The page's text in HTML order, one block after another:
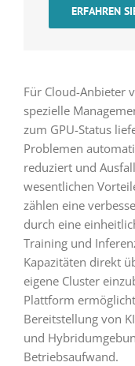
ERFAHREN
Für Cloud-Anbieter
spezielle
zum GPU-Status
Problemen
reduziert und
wesentlichen
zählen eine
durch eine
Training und
Kapazitäten direkt
eigene Cluster
Plattform
Bereitstellung von
und
Betriebsaufwand.